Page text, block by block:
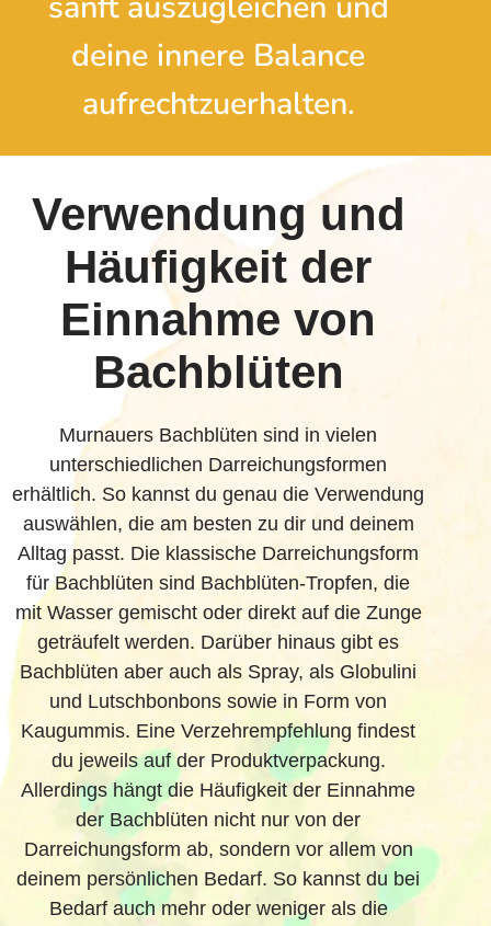
deine innere Balance
aufrecht­zuerhalten.
Verwendung und
Häufigkeit der
Einnahme von
Bachblüten
Murnauers Bachblüten sind in vielen
unterschiedlichen Darreichungsformen
erhältlich. So kannst du genau die Verwendung
auswählen, die am besten zu dir und deinem
Alltag passt. Die klassische Darreichungs­form
für Bachblüten sind Bachblüten-Tropfen, die
mit Wasser gemischt oder direkt auf die Zunge
geträufelt werden. Darüber hinaus gibt es
Bachblüten aber auch als Spray, als Globulini
und Lutschbonbons sowie in Form von
Kaugummis. Eine Verzehr­empfehlung findest
du jeweils auf der Produkt­verpackung.
Allerdings hängt die Häufigkeit der Einnahme
der Bachblüten nicht nur von der
Darreichungsform ab, sondern vor allem von
deinem persönlichen Bedarf. So kannst du bei
Bedarf auch mehr oder weniger als die